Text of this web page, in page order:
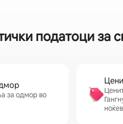
податоци за
за одмор во